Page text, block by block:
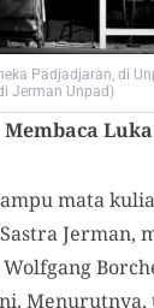
Padjadjaran, di
Jerman Unpad)
mata
Jerman,